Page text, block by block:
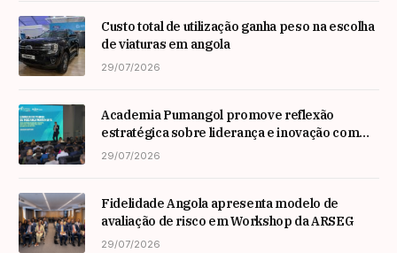
Custo total de utilização ganha peso na escolha
de viaturas em angola
29/07/2026
Academia Pumangol promove reflexão
estratégica sobre liderança e inovação com
especialista internacional Nadim Habib
29/07/2026
Fidelidade Angola apresenta modelo de
avaliação de risco em Workshop da ARSEG
29/07/2026